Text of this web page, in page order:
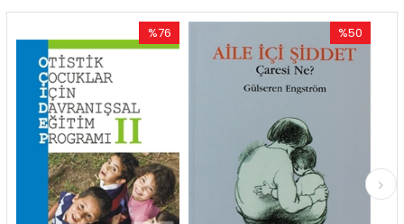
İndirim
%76İndirim
İndirim
%50İndirim